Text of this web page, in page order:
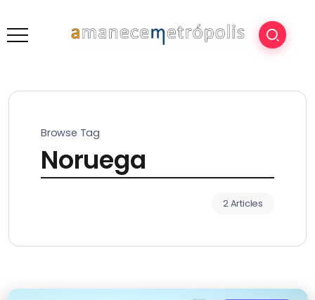
Browse Tag
Noruega
2 Articles